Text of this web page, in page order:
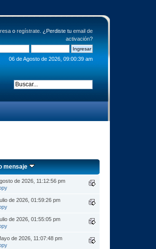
o regístrate. ¿Perdiste tu email de
activación?
06 de Agosto de 2026, 09:00:39 am
mensaje
de 2026, 11:12:56 pm
de 2026, 01:59:26 pm
de 2026, 01:55:05 pm
de 2026, 11:07:48 pm